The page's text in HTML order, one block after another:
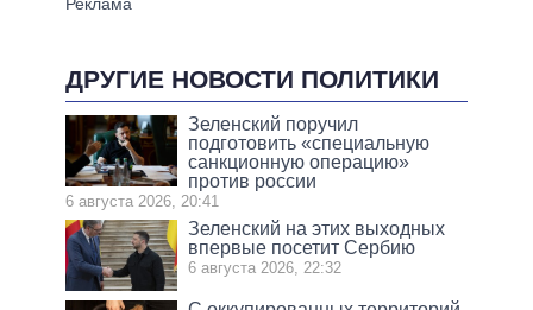
ДРУГИЕ НОВОСТИ ПОЛИТИКИ
Зеленский поручил
подготовить «специальную
санкционную операцию»
против россии
6 августа 2026, 20:41
Зеленский на этих выходных
впервые посетит Сербию
6 августа 2026, 22:32